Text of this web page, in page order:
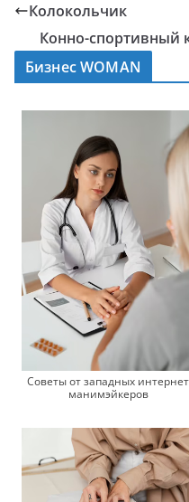
Колокольчик
Конно-спортивный
Бизнес WOMAN
Советы от западных интернет
манимэйкеров